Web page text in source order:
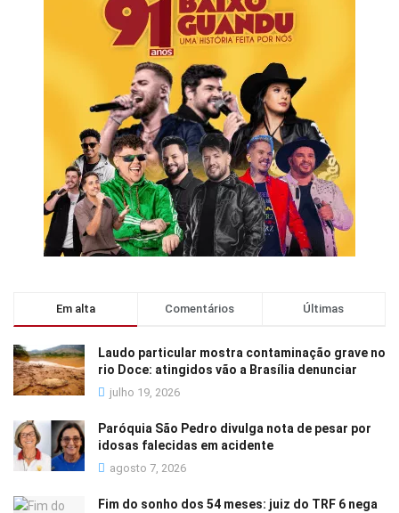
Em alta Comentários Últimas
Laudo particular mostra contaminação grave no
rio Doce: atingidos vão a Brasília denunciar
julho 19, 2026
Paróquia São Pedro divulga nota de pesar por
idosas falecidas em acidente
agosto 7, 2026
Fim do sonho dos 54 meses: juiz do TRF 6 nega